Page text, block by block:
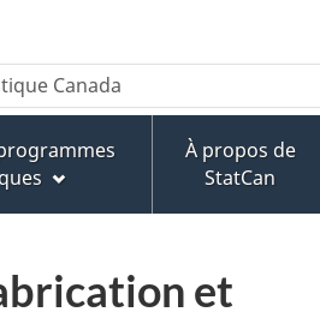
À propos de
StatCan
et